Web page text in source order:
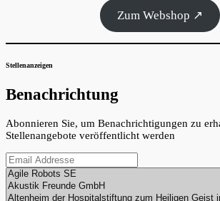
Zum Webshop ↗
Stellenanzeigen
Benachrichtung
Abonnieren Sie, um Benachrichtigungen zu
Stellenangebote veröffentlicht werden